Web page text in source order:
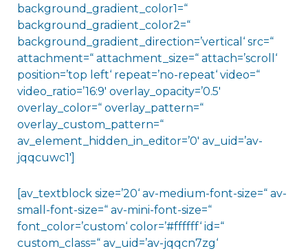
background_gradient_color1=“
background_gradient_color2=“
background_gradient_direction=’vertical‘ src=“
attachment=“ attachment_size=“ attach=’scroll‘
position=’top left‘ repeat=’no-repeat‘ video=“
video_ratio=’16:9′ overlay_opacity=’0.5′
overlay_color=“ overlay_pattern=“
overlay_custom_pattern=“
av_element_hidden_in_editor=’0′ av_uid=’av-
jqqcuwc1′]
[av_textblock size=’20‘ av-medium-font-size=“ av-
small-font-size=“ av-mini-font-size=“
font_color=’custom‘ color=’#ffffff‘ id=“
custom_class=“ av_uid=’av-jqqcn7zg‘